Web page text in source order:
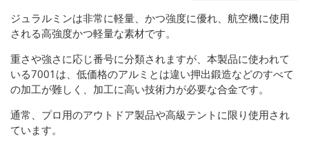
ジュラルミンは非常に軽量、かつ強度に優れ、航空機に使用
される高強度かつ軽量な素材です。
重さや強さに応じ番号に分類されますが、本製品に使われて
いる7001は、低価格のアルミとは違い押出鍛造などのすべて
の加工が難しく、加工に高い技術力が必要な合金です。
通常、プロ用のアウトドア製品や高級テントに限り使用され
ています。